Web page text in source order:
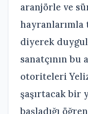
aranjörle ve
hayranlarımla
diyerek
sanatçının bu
otoriteleri
şaşırtacak bir
başladığı